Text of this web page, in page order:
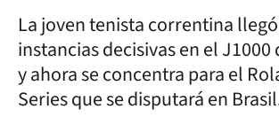
La joven tenista correntina
instancias decisivas en el J1000
y ahora se concentra para el
Series que se disputará en